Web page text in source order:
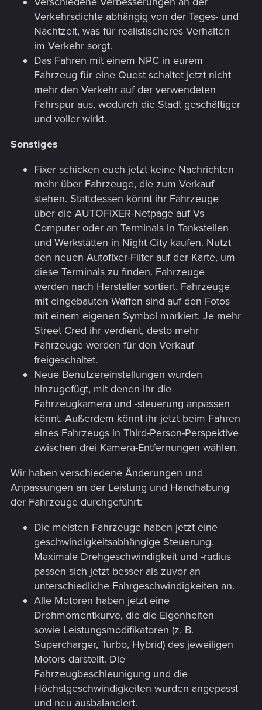
Verkehrsdichte abhängig von der Tages- und
Nachtzeit, was für realistischeres Verhalten
im Verkehr sorgt.
Das Fahren mit einem NPC in eurem
Fahrzeug für eine Quest schaltet jetzt nicht
mehr den Verkehr auf der verwendeten
Fahrspur aus, wodurch die Stadt geschäftiger
und voller wirkt.
Sonstiges
Fixer schicken euch jetzt keine Nachrichten
mehr über Fahrzeuge, die zum Verkauf
stehen. Stattdessen könnt ihr Fahrzeuge
über die AUTOFIXER-Netpage auf Vs
Computer oder an Terminals in Tankstellen
und Werkstätten in Night City kaufen. Nutzt
den neuen Autofixer-Filter auf der Karte, um
diese Terminals zu finden. Fahrzeuge
werden nach Hersteller sortiert. Fahrzeuge
mit eingebauten Waffen sind auf den Fotos
mit einem eigenen Symbol markiert. Je mehr
Street Cred ihr verdient, desto mehr
Fahrzeuge werden für den Verkauf
freigeschaltet.
Neue Benutzereinstellungen wurden
hinzugefügt, mit denen ihr die
Fahrzeugkamera und -steuerung anpassen
könnt. Außerdem könnt ihr jetzt beim Fahren
eines Fahrzeugs in Third-Person-Perspektive
zwischen drei Kamera-Entfernungen wählen.
Wir haben verschiedene Änderungen und
Anpassungen an der Leistung und Handhabung
der Fahrzeuge durchgeführt:
Die meisten Fahrzeuge haben jetzt eine
geschwindigkeitsabhängige Steuerung.
Maximale Drehgeschwindigkeit und -radius
passen sich jetzt besser als zuvor an
unterschiedliche Fahrgeschwindigkeiten an.
Alle Motoren haben jetzt eine
Drehmomentkurve, die die Eigenheiten
sowie Leistungsmodifikatoren (z. B.
Supercharger, Turbo, Hybrid) des jeweiligen
Motors darstellt. Die
Fahrzeugbeschleunigung und die
Höchstgeschwindigkeiten wurden angepasst
und neu ausbalanciert.